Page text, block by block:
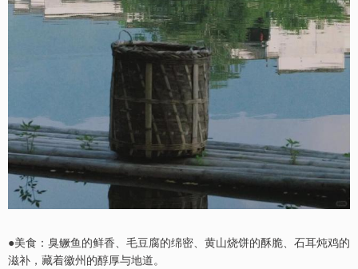
●美食：臭鳜鱼的鲜香、毛豆腐的绵密、黄山烧饼的酥脆、石耳炖鸡的
滋补，藏着徽州的醇厚与地道。